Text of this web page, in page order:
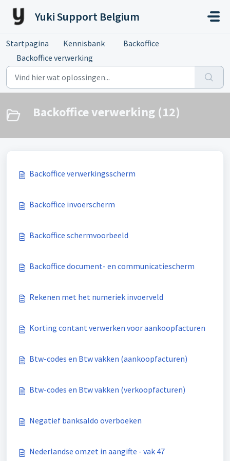
Yuki Support Belgium
Startpagina Kennisbank
Backoffice
Backoffice verwerking
Backoffice verwerking (12)
Backoffice verwerkingsscherm
Backoffice invoerscherm
Backoffice schermvoorbeeld
Backoffice document- en communicatiescherm
Rekenen met het numeriek invoerveld
Korting contant verwerken voor aankoopfacturen
Btw-codes en Btw vakken (aankoopfacturen)
Btw-codes en Btw vakken (verkoopfacturen)
Negatief banksaldo overboeken
Nederlandse omzet in aangifte - vak 47